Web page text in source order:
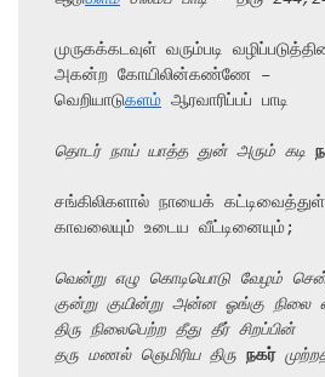
முருகக்கடவுள் வரும்படி
அகன்ற கோயிலின்கண்ணே –
வெறியாடுகளம் ஆரவாரிப்பப் பாடி
தொடர் நாய் யாத்த துன் அரும் கடி
சங்கிலிகளால் நாயைக்
காவலையும் உடைய வீட்டினையும்;
வென்று எழு கொடியொடு வேழம்
குன்று குயின்று அன்ன ஓங்கு நிலை
திரு நிலைபெற்ற தீது தீர் சிறப்பின்
தரு மணல் ஞெமிரிய திரு நகர்